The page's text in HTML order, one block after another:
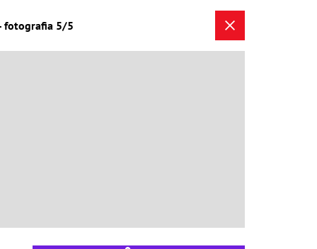
fotografia 5/5